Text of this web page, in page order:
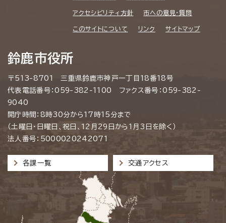
アクセシビリティ方針 市への意見・質問
このサイトについて リンク サイトマップ
鈴鹿市役所
〒513-8701 三重県鈴鹿市神戸一丁目18番18号
代表電話番号：059-382-1100 ファクス番号：059-382-
9040
開庁時間：8時30分から17時15分まで
（土曜日・日曜日、祝日、12月29日から1月3日を除く）
法人番号：5000020242071
各課一覧 交通アクセス